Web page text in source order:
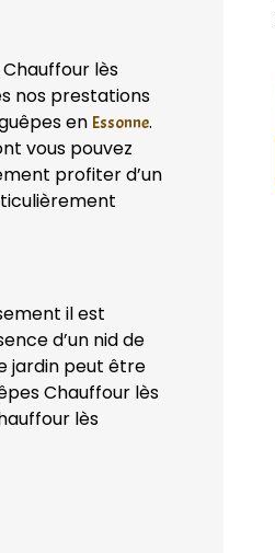
lès
nos prestations
en Essonne.
vous pouvez
profiter d’un
il est
d’un nid de
jardin peut être
Chauffour lès
lès